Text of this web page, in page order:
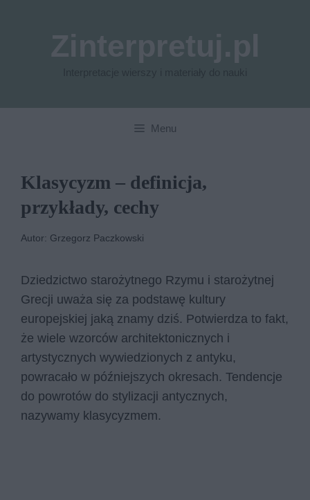
Menu
Klasycyzm – definicja,
przykłady, cechy
Autor: Grzegorz Paczkowski
Dziedzictwo starożytnego Rzymu i starożytnej
Grecji uważa się za podstawę kultury
europejskiej jaką znamy dziś. Potwierdza to fakt,
że wiele wzorców architektonicznych i
artystycznych wywiedzionych z antyku,
powracało w późniejszych okresach. Tendencje
do powrotów do stylizacji antycznych,
nazywamy klasycyzmem.